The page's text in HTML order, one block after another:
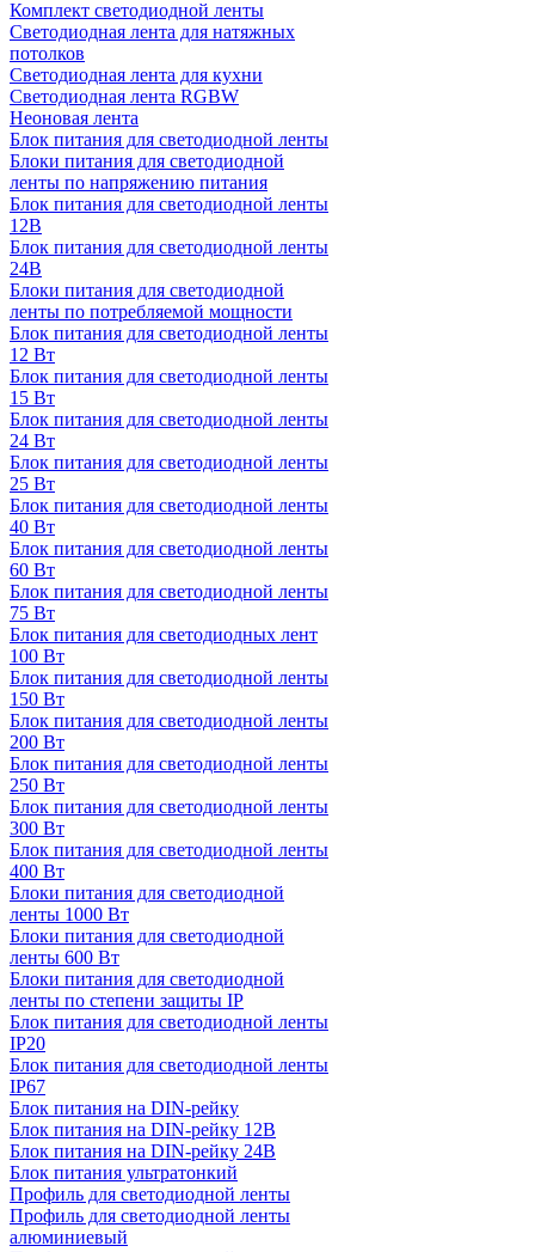
Комплект светодиодной ленты
Светодиодная лента для натяжных
потолков
Светодиодная лента для кухни
Светодиодная лента RGBW
Неоновая лента
Блок питания для светодиодной ленты
Блоки питания для светодиодной
ленты по напряжению питания
Блок питания для светодиодной ленты
12В
Блок питания для светодиодной ленты
24В
Блоки питания для светодиодной
ленты по потребляемой мощности
Блок питания для светодиодной ленты
12 Вт
Блок питания для светодиодной ленты
15 Вт
Блок питания для светодиодной ленты
24 Вт
Блок питания для светодиодной ленты
25 Вт
Блок питания для светодиодной ленты
40 Вт
Блок питания для светодиодной ленты
60 Вт
Блок питания для светодиодной ленты
75 Вт
Блок питания для светодиодных лент
100 Вт
Блок питания для светодиодной ленты
150 Вт
Блок питания для светодиодной ленты
200 Вт
Блок питания для светодиодной ленты
250 Вт
Блок питания для светодиодной ленты
300 Вт
Блок питания для светодиодной ленты
400 Вт
Блоки питания для светодиодной
ленты 1000 Вт
Блоки питания для светодиодной
ленты 600 Вт
Блоки питания для светодиодной
ленты по степени защиты IP
Блок питания для светодиодной ленты
IP20
Блок питания для светодиодной ленты
IP67
Блок питания на DIN-рейку
Блок питания на DIN-рейку 12В
Блок питания на DIN-рейку 24В
Блок питания ультратонкий
Профиль для светодиодной ленты
Профиль для светодиодной ленты
алюминиевый